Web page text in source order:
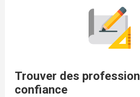
Trouver des
confiance